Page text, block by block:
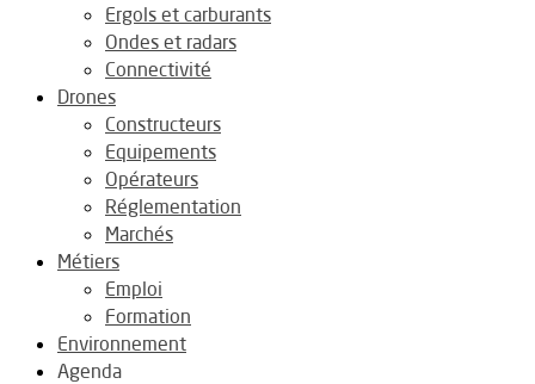
Ergols et carburants
Ondes et radars
Connectivité
Drones
Constructeurs
Equipements
Opérateurs
Réglementation
Marchés
Métiers
Emploi
Formation
Environnement
Agenda